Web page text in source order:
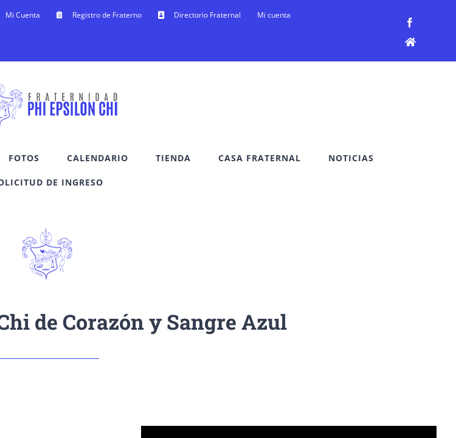
Mi Cuenta Registro de Fraterno Directorio Fraternal Mi cuenta
Facebook
FOTOS CALENDARIO TIENDA CASA FRATERNAL NOTICIAS
DE INGRESO
de Corazón y Sangre Azul